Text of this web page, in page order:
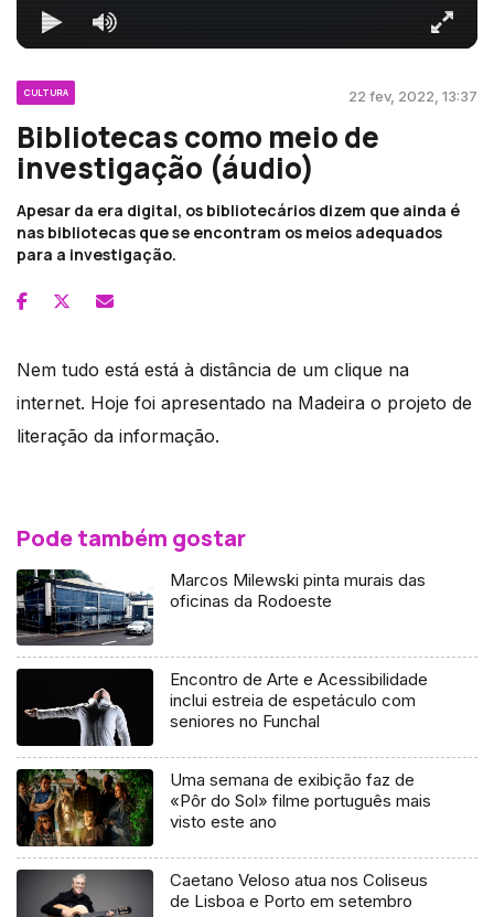
CULTURA 22 fev, 2022, 13:37
Bibliotecas como meio de
investigação (áudio)
Apesar da era digital, os bibliotecários dizem que ainda é
nas bibliotecas que se encontram os meios adequados
para a investigação.
Nem tudo está está à distância de um clique na
internet. Hoje foi apresentado na Madeira o projeto de
literação da informação.
Pode também gostar
Marcos Milewski pinta murais das
oficinas da Rodoeste
Encontro de Arte e Acessibilidade
inclui estreia de espetáculo com
seniores no Funchal
Uma semana de exibição faz de
«Pôr do Sol» filme português mais
visto este ano
Caetano Veloso atua nos Coliseus
de Lisboa e Porto em setembro